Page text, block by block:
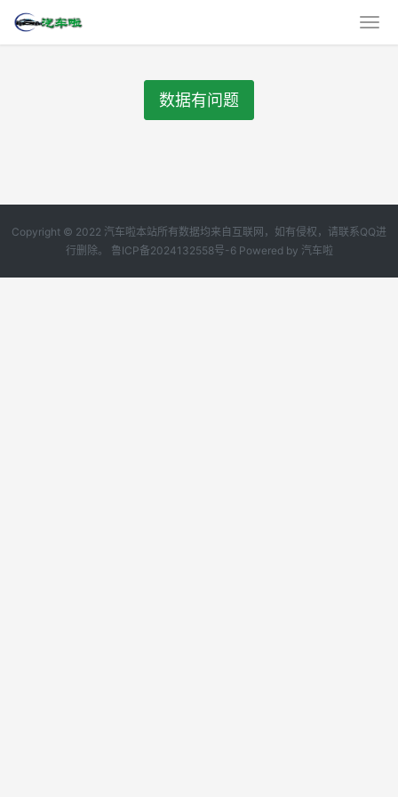
数据有问题
Copyright © 2022 汽车啦本站所有数据均来自互联网，如有侵权，请联系QQ进
行删除。 鲁ICP备2024132558号-6Powered by 汽车啦